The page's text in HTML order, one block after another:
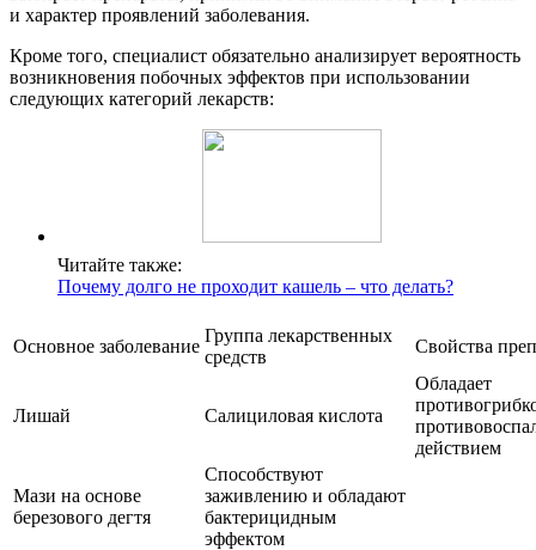
и характер проявлений заболевания.
Кроме того, специалист обязательно анализирует вероятность
возникновения побочных эффектов при использовании
следующих категорий лекарств:
Читайте также:
Почему долго не проходит кашель – что делать?
Основное заболевание
Группа лекарственных
средств
Свойства
Лишай Салициловая кислота
Обладает
действием
Мази на основе
березового дегтя
Способствуют
заживлению и обладают
бактерицидным
эффектом